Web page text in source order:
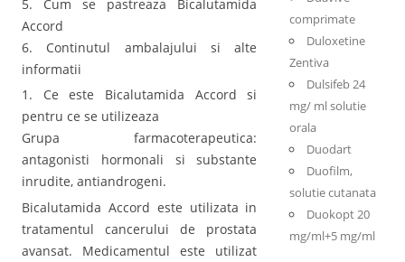
5. Cum se pastreaza Bicalutamida
Accord
6. Continutul ambalajului si alte
informatii
1. Ce este Bicalutamida Accord si
pentru ce se utilizeaza
Grupa farmacoterapeutica:
antagonisti hormonali si substante
inrudite, antiandrogeni.
Bicalutamida Accord este utilizata in
tratamentul cancerului de prostata
avansat. Medicamentul este utilizat
comprimate
Duloxetine
Zentiva
Dulsifeb 24
mg/ ml solutie
orala
Duodart
Duofilm,
solutie cutanata
Duokopt 20
mg/ml+5 mg/ml